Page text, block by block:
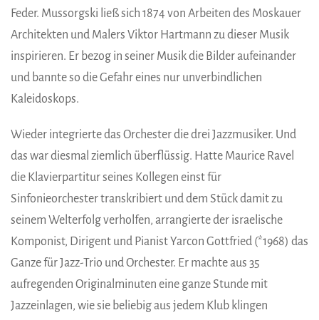
Feder. Mussorgski ließ sich 1874 von Arbeiten des Moskauer
Architekten und Malers Viktor Hartmann zu dieser Musik
inspirieren. Er bezog in seiner Musik die Bilder aufeinander
und bannte so die Gefahr eines nur unverbindlichen
Kaleidoskops.
Wieder integrierte das Orchester die drei Jazzmusiker. Und
das war diesmal ziemlich überflüssig. Hatte Maurice Ravel
die Klavierpartitur seines Kollegen einst für
Sinfonieorchester transkribiert und dem Stück damit zu
seinem Welterfolg verholfen, arrangierte der israelische
Komponist, Dirigent und Pianist Yarcon Gottfried (*1968) das
Ganze für Jazz-Trio und Orchester. Er machte aus 35
aufregenden Originalminuten eine ganze Stunde mit
Jazzeinlagen, wie sie beliebig aus jedem Klub klingen